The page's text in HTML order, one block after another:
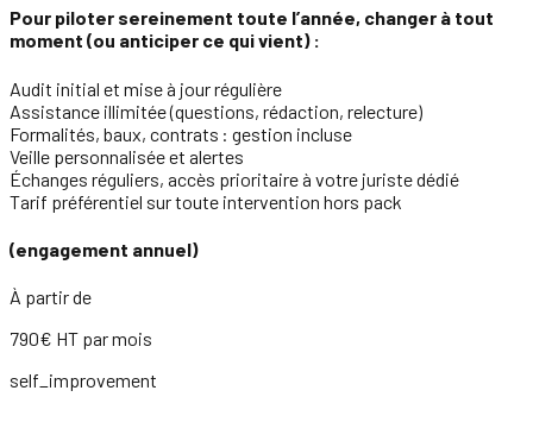
Pour piloter sereinement toute l’année, changer à tout
moment (ou anticiper ce qui vient) :
Audit initial et mise à jour régulière
Assistance illimitée (questions, rédaction, relecture)
Formalités, baux, contrats : gestion incluse
Veille personnalisée et alertes
Échanges réguliers, accès prioritaire à votre juriste dédié
Tarif préférentiel sur toute intervention hors pack
(engagement annuel)
À partir de
790€ HT par mois
self_improvement